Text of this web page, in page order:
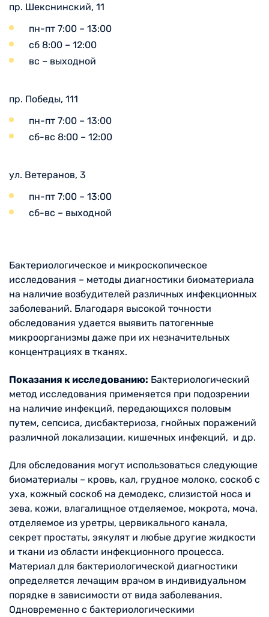
пр. Шекснинский, 11
пн-пт 7:00 – 13:00
сб 8:00 – 12:00
вс – выходной
пр. Победы, 111
пн-пт 7:00 – 13:00
сб-вс 8:00 – 12:00
ул. Ветеранов, 3
пн-пт 7:00 – 13:00
сб-вс – выходной
Бактериологическое и микроскопическое
исследования – методы диагностики биоматериала
на наличие возбудителей различных инфекционных
заболеваний. Благодаря высокой точности
обследования удается выявить патогенные
микроорганизмы даже при их незначительных
концентрациях в тканях.
Показания к исследованию: Бактериологический
метод исследования применяется при подозрении
на наличие инфекций, передающихся половым
путем, сепсиса, дисбактериоза, гнойных поражений
различной локализации, кишечных инфекций, и др.
Для обследования могут использоваться следующие
биоматериалы – кровь, кал, грудное молоко, соскоб с
уха, кожный соскоб на демодекс, слизистой носа и
зева, кожи, влагалищное отделяемое, мокрота, моча,
отделяемое из уретры, цервикального канала,
секрет простаты, эякулят и любые другие жидкости
и ткани из области инфекционного процесса.
Материал для бактериологической диагностики
определяется лечащим врачом в индивидуальном
порядке в зависимости от вида заболевания.
Одновременно с бактериологическими